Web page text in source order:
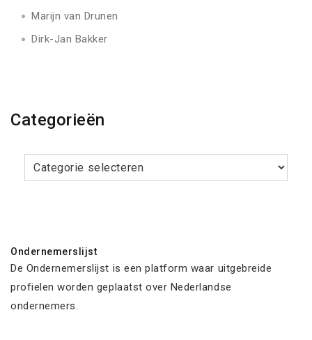
Marijn van Drunen
Dirk-Jan Bakker
Categorieën
Categorieën
Ondernemerslijst
De Ondernemerslijst is een platform waar uitgebreide
profielen worden geplaatst over Nederlandse
ondernemers.